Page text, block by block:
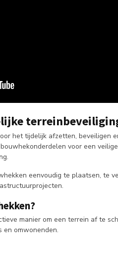
het tijdelijk afzetten, beveiligen
voor een
eenvoudig te plaatsen, te
manier om een terrein af te
en omwonenden.